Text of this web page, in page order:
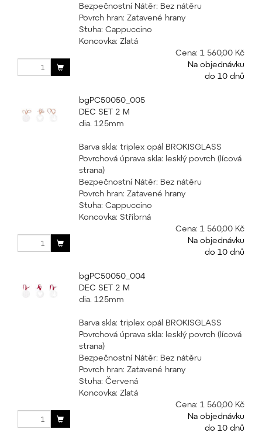
Bezpečnostní Nátěr: Bez nátěru
Povrch hran: Zatavené hrany
Stuha: Cappuccino
Koncovka: Zlatá
Cena: 1 560,00 Kč
Na objednávku
do 10 dnů
bgPC50050_005
DEC SET 2 M
dia. 125mm
Barva skla: triplex opál BROKISGLASS
Povrchová úprava skla: lesklý povrch (lícová
strana)
Bezpečnostní Nátěr: Bez nátěru
Povrch hran: Zatavené hrany
Stuha: Cappuccino
Koncovka: Stříbrná
Cena: 1 560,00 Kč
Na objednávku
do 10 dnů
bgPC50050_004
DEC SET 2 M
dia. 125mm
Barva skla: triplex opál BROKISGLASS
Povrchová úprava skla: lesklý povrch (lícová
strana)
Bezpečnostní Nátěr: Bez nátěru
Povrch hran: Zatavené hrany
Stuha: Červená
Koncovka: Zlatá
Cena: 1 560,00 Kč
Na objednávku
do 10 dnů